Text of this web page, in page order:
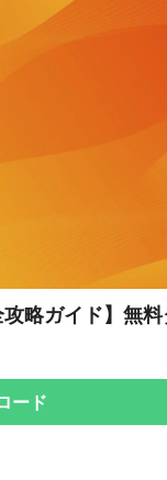
攻略ガイド】無
ード